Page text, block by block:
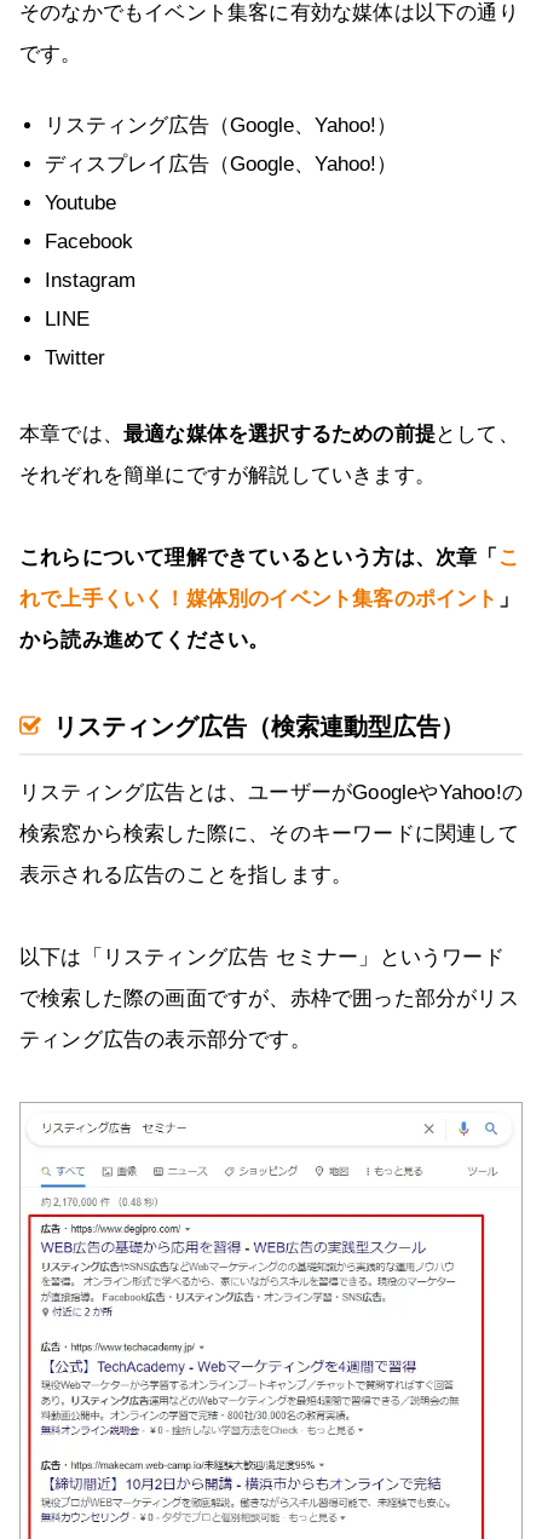
そのなかでもイベント集客に有効な媒体は以下の通り
です。
リスティング広告（Google、Yahoo!）
ディスプレイ広告（Google、Yahoo!）
Youtube
Facebook
Instagram
LINE
Twitter
本章では、 最適な媒体を選択するための前提として、
それぞれを簡単にですが解説していきます。
これらについて理解できているという方は、次章「 こ
れで上手くいく！媒体別のイベント集客のポイント 」
から読み進めてください。
リスティング広告（検索連動型広告）
リスティング広告とは、ユーザーがGoogleやYahoo!の
検索窓から検索した際に、そのキーワードに関連して
表示される広告のことを指します。
以下は「リスティング広告 セミナー」というワード
で検索した際の画面ですが、赤枠で囲った部分がリス
ティング広告の表示部分です。